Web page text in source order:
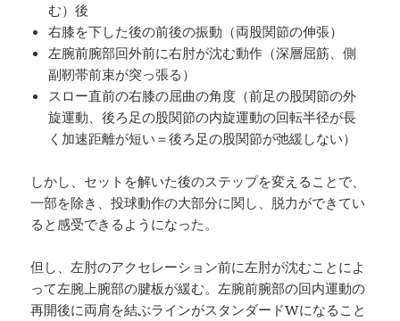
む）後
右膝を下した後の前後の振動（両股関節の伸張）
左腕前腕部回外前に右肘が沈む動作（深層屈筋、側
副靭帯前束が突っ張る）
スロー直前の右膝の屈曲の角度（前足の股関節の外
旋運動、後ろ足の股関節の内旋運動の回転半径が長
く加速距離が短い＝後ろ足の股関節が弛緩しない）
しかし、セットを解いた後のステップを変えることで、
一部を除き、投球動作の大部分に関し、脱力ができてい
ると感受できるようになった。
但し、左肘のアクセレーション前に左肘が沈むことによ
って左腕上腕部の腱板が緩む。左腕前腕部の回内運動の
再開後に両肩を結ぶラインがスタンダードWになること